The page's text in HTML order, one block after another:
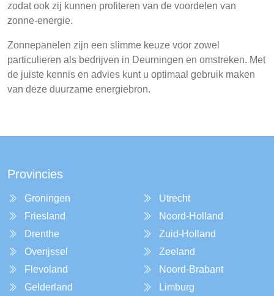
zodat ook zij kunnen profiteren van de voordelen van
zonne-energie.
Zonnepanelen zijn een slimme keuze voor zowel
particulieren als bedrijven in Deurningen en omstreken. Met
de juiste kennis en advies kunt u optimaal gebruik maken
van deze duurzame energiebron.
Provincies
Groningen
Friesland
Drenthe
Overijssel
Flevoland
Gelderland
Utrecht
Noord-Holland
Zuid-Holland
Zeeland
Noord-Brabant
Limburg